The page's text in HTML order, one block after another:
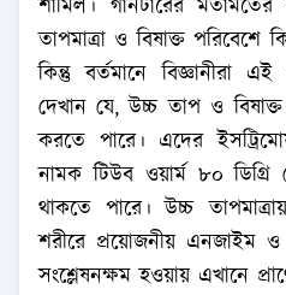
শামিল। গানটারের
তাপমাত্রা ও বিষাক্ত পরিবেশে
কিন্তু বর্তমানে বিজ্ঞানীরা
দেখান যে, উচ্চ তাপ ও
করতে পারে। এদের
নামক টিউব ওয়ার্ম ৮০ ডিগ্রি
থাকতে পারে। উচ্চ
শরীরে প্রয়োজনীয় এনজাইম ও
সংশ্লেষনক্ষম হওয়ায় এখানে